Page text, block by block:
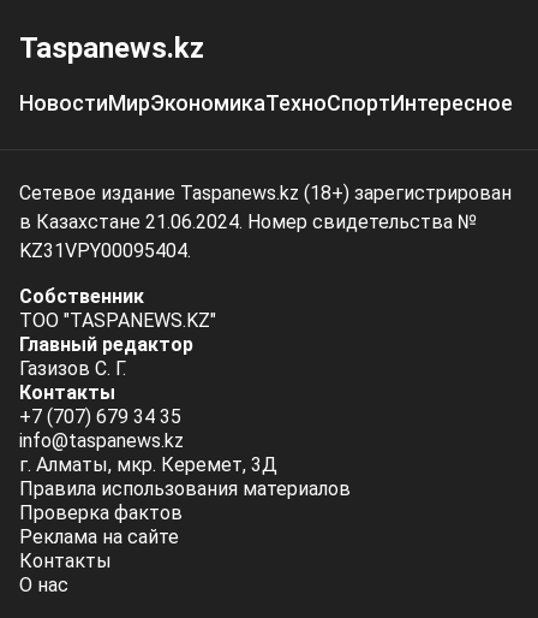
Taspanews.kz
НовостиМирЭкономикаТехноСпортИнтересное
Сетевое издание Taspanews.kz (18+) зарегистрирован
в Казахстане 21.06.2024. Номер свидетельства №
KZ31VPY00095404.
Собственник
ТОО "TASPANEWS.KZ"
Главный редактор
Газизов С. Г.
Контакты
+7 (707) 679 34 35
info@taspanews.kz
г. Алматы, мкр. Керемет, 3Д
Правила использования материалов
Проверка фактов
Реклама на сайте
Контакты
О нас